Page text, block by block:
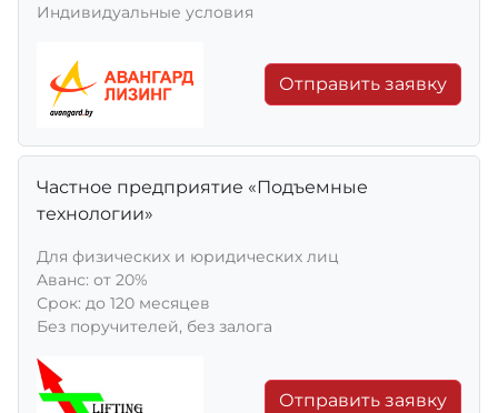
Индивидуальные условия
Отправить заявку
Частное предприятие «Подъемные
технологии»
Для физических и юридических лиц
Aванс: от 20%
Срок: до 120 месяцев
Без поручителей, без залога
Отправить заявку